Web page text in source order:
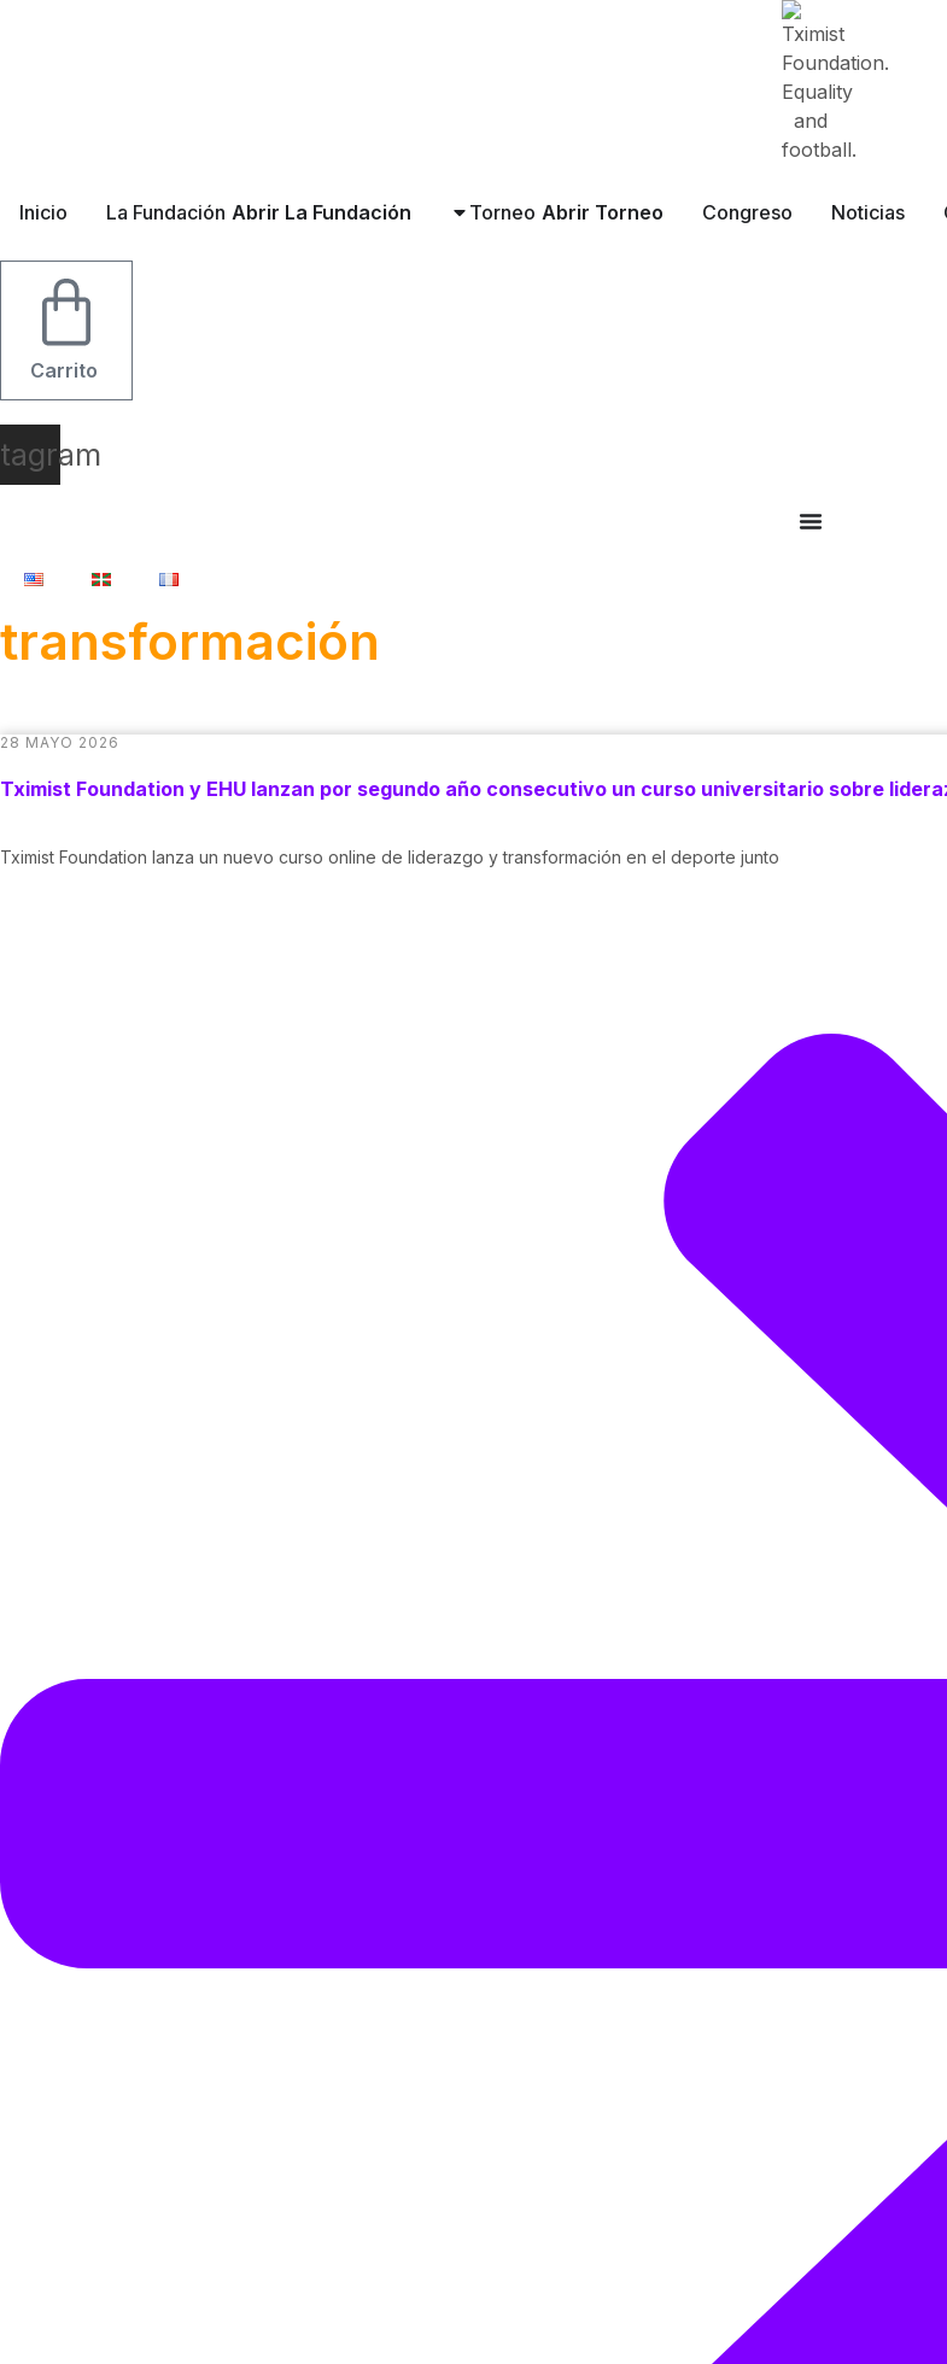
Inicio La Fundación Abrir La Fundación Torneo Abrir Torneo Congreso Noticias
Carrito
transformación
28 MAYO 2026
Tximist Foundation y EHU lanzan por segundo año consecutivo un curso universitario sobre
Tximist Foundation lanza un nuevo curso online de liderazgo y transformación en el deporte junto